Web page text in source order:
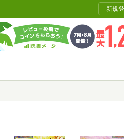
新規